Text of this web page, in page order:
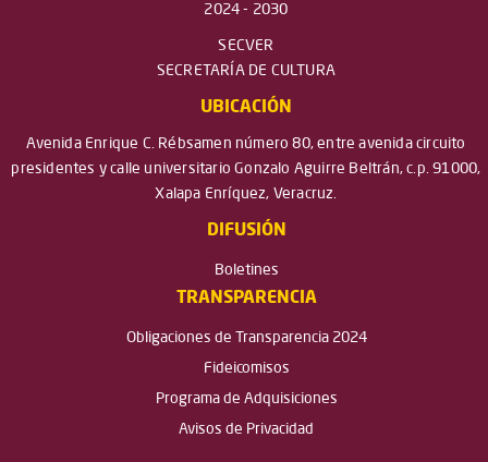
2024 - 2030
SECVER
SECRETARÍA DE CULTURA
UBICACIÓN
Avenida Enrique C. Rébsamen número 80, entre avenida circuito
presidentes y calle universitario Gonzalo Aguirre Beltrán, c.p. 91000,
Xalapa Enríquez, Veracruz.
DIFUSIÓN
Boletines
TRANSPARENCIA
Obligaciones de Transparencia 2024
Fideicomisos
Programa de Adquisiciones
Avisos de Privacidad